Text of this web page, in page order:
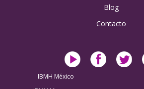
Blog
Contacto
IBMH México